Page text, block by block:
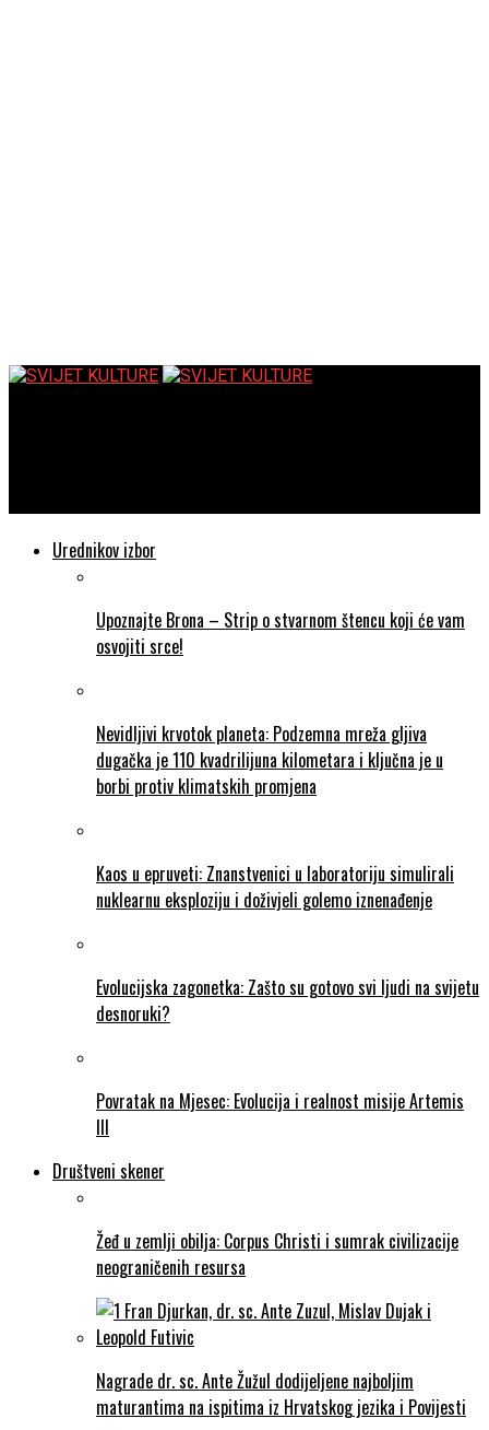
Urednikov izbor
Upoznajte Brona – Strip o stvarnom štencu koji će vam
osvojiti srce!
Nevidljivi krvotok planeta: Podzemna mreža gljiva
dugačka je 110 kvadrilijuna kilometara i ključna je u
borbi protiv klimatskih promjena
Kaos u epruveti: Znanstvenici u laboratoriju simulirali
nuklearnu eksploziju i doživjeli golemo iznenađenje
Evolucijska zagonetka: Zašto su gotovo svi ljudi na svijetu
desnoruki?
Povratak na Mjesec: Evolucija i realnost misije Artemis
III
Društveni skener
Žeđ u zemlji obilja: Corpus Christi i sumrak civilizacije
neograničenih resursa
Nagrade dr. sc. Ante Žužul dodijeljene najboljim
maturantima na ispitima iz Hrvatskog jezika i Povijesti